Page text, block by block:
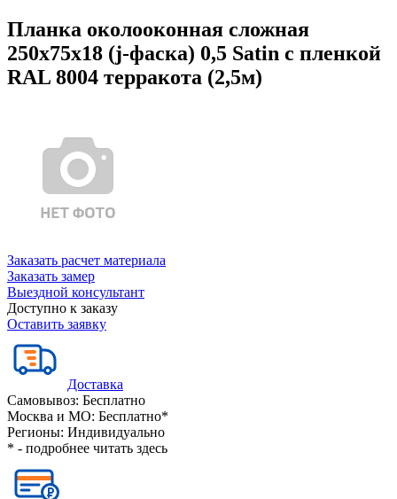
Планка околооконная сложная
250х75х18 (j-фаска) 0,5 Satin с пленкой
RAL 8004 терракота (2,5м)
Заказать расчет материала
Заказать замер
Выездной консультант
Доступно к заказу
Оставить заявку
Доставка
Самовывоз: Бесплатно
Москва и МО: Бесплатно*
Регионы: Индивидуально
* - подробнее читать здесь